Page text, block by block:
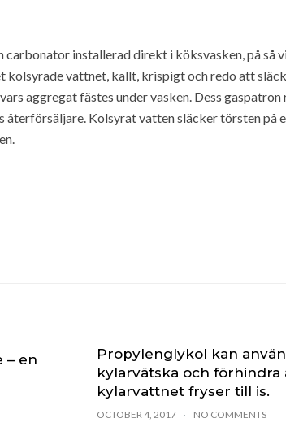
carbonator installerad direkt i köksvasken, på så
kolsyrade vattnet, kallt, krispigt och redo att
aggregat fästes under vasken. Dess
återförsäljare. Kolsyrat vatten släcker törsten på
– en
Propylenglykol kan
kylarvätska och förhindra
kylarvattnet fryser till is.
OCTOBER 4, 2017 NO COMMENTS